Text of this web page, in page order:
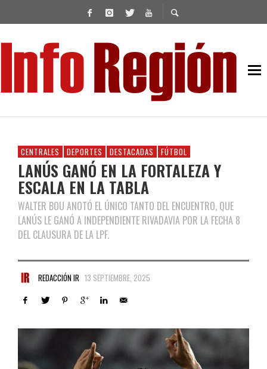
CENTRALES DEPORTES DESTACADAS FÚTBOL
LANÚS GANÓ EN LA FORTALEZA Y
ESCALA EN LA TABLA
WALTER BOU ANOTÓ EL ÚNICO TANTO DEL ENCUENTRO, QUE
LANÚS LE GANÓ A INDEPENDIENTE RIVADAVIA POR LA FECHA 8
DEL CLAUSURA DE LA LPF.
REDACCIÓN IR 13 SEPTIEMBRE, 2025